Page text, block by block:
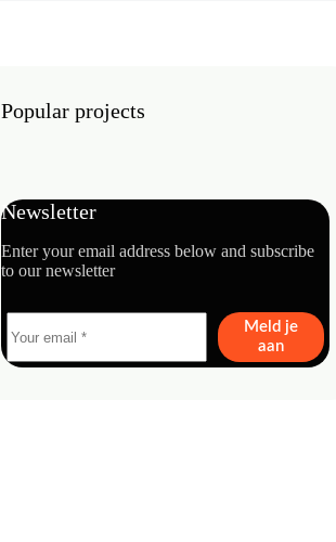
Popular projects
Newsletter
Enter your email address below and subscribe
to our newsletter
Meld je
aan